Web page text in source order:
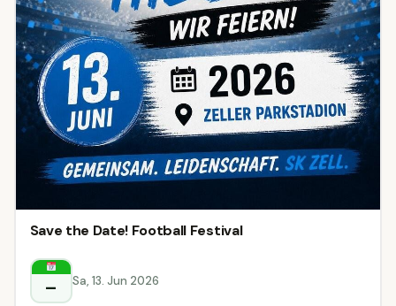
Save the Date! Football Festival
– Sa, 13. Jun 2026